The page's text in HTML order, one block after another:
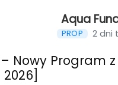
Aqua
PROP 2 dni
Nowy Program